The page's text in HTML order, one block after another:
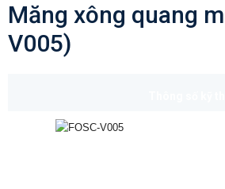
Măng xông quang
V005)